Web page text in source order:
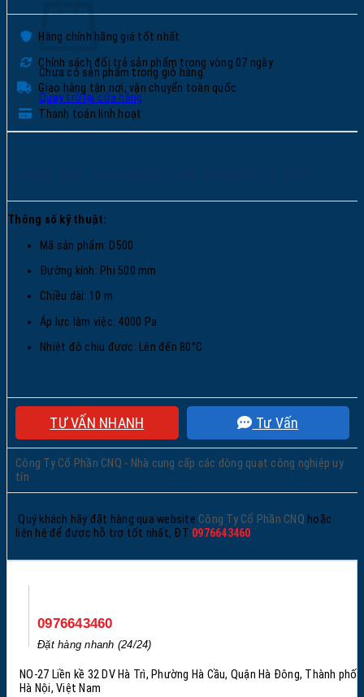
Chưa có sản phẩm trong giỏ hàng.
Quay trở lại cửa hàng
Hàng chính hãng giá tốt nhất
Chính sách đổi trả sản phẩm trong vòng 07 ngày
Giao hàng tận nơi, vận chuyển toàn quốc
Thanh toán linh hoạt
Thông số kỹ thuật:
Mã sản phẩm: D500
Đường kính: Phi 500 mm
Chiều dài: 10 m
Áp lực làm việc: 4000 Pa
Nhiệt độ chịu được: Lên đến 80°C
TƯ VẤN NHANH Tư Vấn
Công Ty Cổ Phần CNQ - Nhà cung cấp các dòng quạt công nghiệp uy
tín
Quý khách hãy đặt hàng qua website Công Ty Cổ Phần CNQ hoặc
liên hệ để được hỗ trợ tốt nhất, ĐT:0976643460
0976643460
Đặt hàng nhanh (24/24)
NO-27 Liền kề 32 DV Hà Trì, Phường Hà Cầu, Quận Hà Đông, Thành phố
Hà Nội, Việt Nam